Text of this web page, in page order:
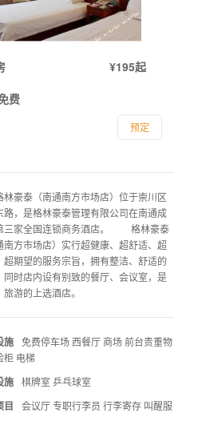
¥195起
费
预定
豪泰（南通南方市场店）位于崇川区
路，是格林豪泰管理有限公司在南通成
三家全国连锁商务酒店。 格林豪泰
南方市场店）实行超健康、超舒适、超
超期望的服务宗旨，拥有整洁、舒适的
同时店内设有别致的餐厅、会议室，是
游的上选酒店。
施 免费停车场 西餐厅 商场 前台贵重物
柜 电梯
施 棋牌室 乒乓球室
目
会议厅 专职行李员 行李寄存 叫醒服